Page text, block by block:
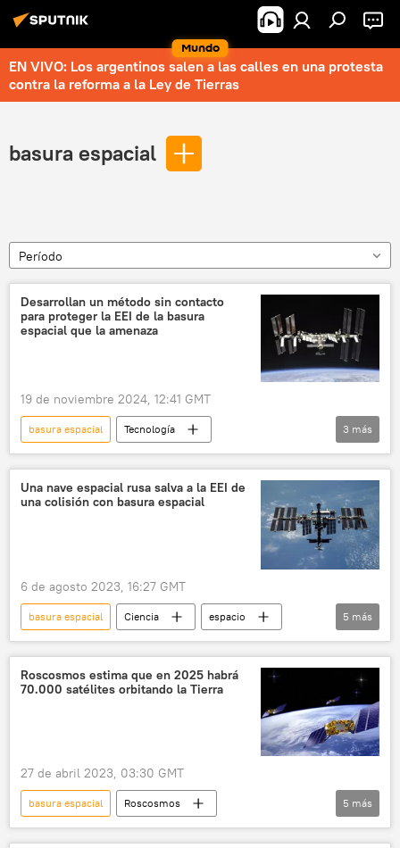
Mundo
EN VIVO: Los argentinos salen a las calles en una protesta
contra la reforma a la Ley de Tierras
basura espacial
Período
Desarrollan un método sin contacto
para proteger la EEI de la basura
espacial que la amenaza
19 de noviembre 2024, 12:41 GMT
basura espacial
Tecnología
Estación Espacial Internacional (EEI)
espacio
🚀 Conquista espacial
3 más
Una nave espacial rusa salva a la EEI de
una colisión con basura espacial
6 de agosto 2023, 16:27 GMT
basura espacial Ciencia
espacio
🚀 Conquista espacial
Roscosmos
Estación Espacial Internacional (EEI)
Progress (carguero espacial)
5 más
Roscosmos estima que en 2025 habrá
70.000 satélites orbitando la Tierra
27 de abril 2023, 03:30 GMT
basura espacial
Roscosmos
Vladímir Soloviov
satélites
5 más